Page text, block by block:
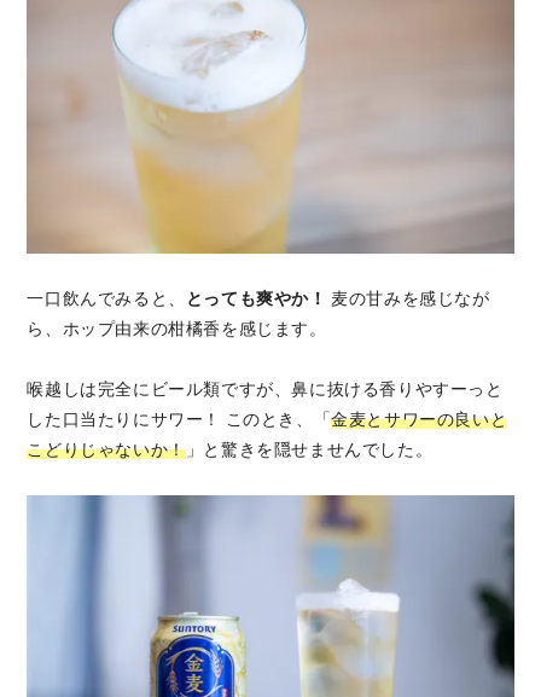
一口飲んでみると、 とっても爽やか！
麦の甘みを感じなが
ら、ホップ由来の柑橘香を感じます。
喉越しは完全にビール類ですが、鼻に抜ける香りやすーっと
した口当たりにサワー！ このとき、「金麦とサワーの良いと
こどりじゃないか！」と驚きを隠せませんでした。